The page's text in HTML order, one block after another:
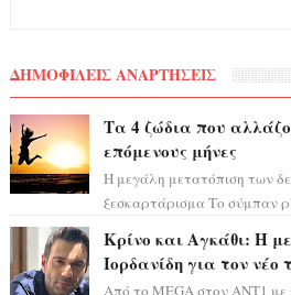
ΔΗΜΟΦΙΛΕΙΣ ΑΝΑΡΤΗΣΕΙΣ
Τα 4 ζώδια που
επόμενους μήνες
Η μεγάλη μετατόπιση των
ξεσκαρτάρισμα Το σύμπαν
Κρίνο και Αγκάθι: Η
Ιορδανίδη για τον νέο
Από το MEGA στον ΑΝΤ1 με